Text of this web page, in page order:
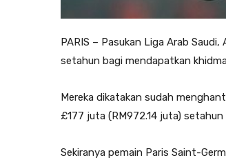
PARIS – Pasukan Liga Arab
setahun bagi mendapatkan
Mereka dikatakan sudah
£177 juta (RM972.14 juta)
Sekiranya pe­main Paris Saint-